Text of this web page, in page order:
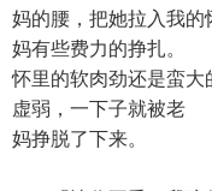
妈的腰，把她拉入我
妈有些费力的挣扎。
怀里的软肉劲还是蛮
虚弱，一下子就被老
妈挣脱了下来。